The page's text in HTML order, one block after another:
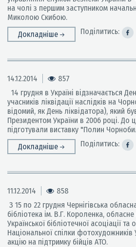
на чолі з першим заступником
Миколою Скибою.
Докладніше
Поділитись:
14.12.2014
857
14 грудня в Україні відзначається
учасників ліквідації наслідків на
відомий, як День ліквідатора), який
Президентом України в 2006 році. До
підготували виставку "Полин
Докладніше
Поділитись:
11.12.2014
858
З 15 по 22 грудня Чернігівська
бібліотека ім. В.Г. Короленка, обласне
Української бібліотечної асоціації та
Національної спілки фотохудожників
акцію на підтримку бійців АТО.